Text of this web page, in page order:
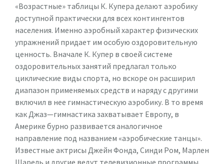
«Возрастные» таблицы К. Купера делают аэробику
доступной практически для всех контингентов
населения. Именно аэробный характер физических
упражнений придает им особую оздоровительную
ценность. Вначале К. Купер в своей системе
оздоровительных занятий предлагал только
циклические виды спорта, но вскоре он расширил
диапазон применяемых средств и наряду с другими
включил в нее гимнастическую аэробику. В то время
как Джаз—гимнастика захватывает Европу, в
Америке бурно развивается аналогичное
направление под названием «аэробические танцы».
Известные актрисы Джейн Фонда, Синди Ром, Марлен